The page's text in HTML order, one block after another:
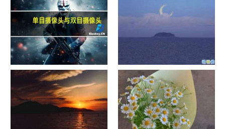
单目摄像头与双目摄像头
晚安励志语录带图片 晚安心语
励志鸡汤